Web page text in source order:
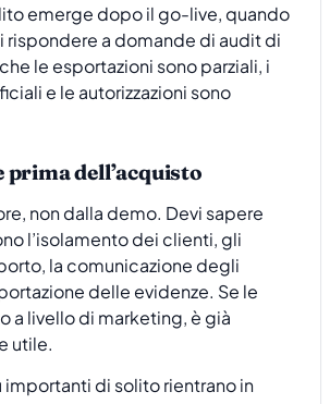
emerge dopo il go-live, quando
rispondere a domande di audit di
le esportazioni sono parziali, i
e le autorizzazioni sono
prima dell’acquisto
non dalla demo. Devi sapere
l’isolamento dei clienti, gli
la comunicazione degli
delle evidenze. Se le
a livello di marketing, è già
utile.
importanti di solito rientrano in